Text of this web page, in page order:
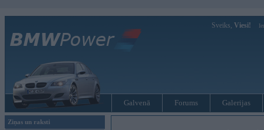
Sveiks, Viesi!
Galvenā Forums Galerijas
Ziņas un raksti